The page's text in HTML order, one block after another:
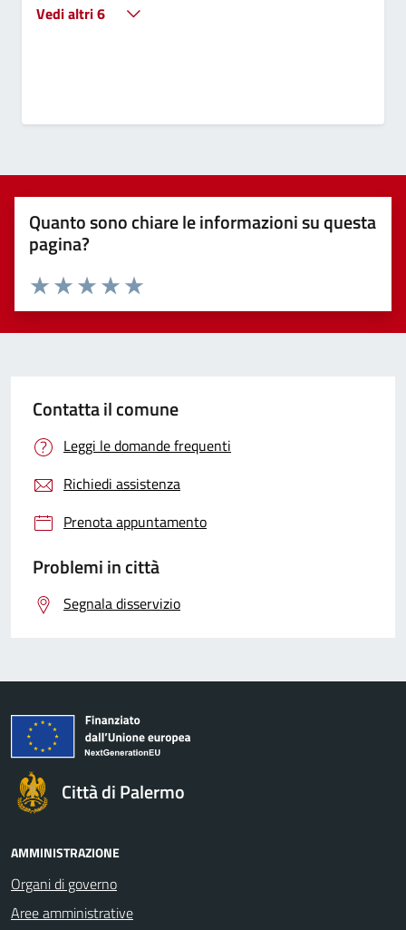
Vedi altri 6
Quanto sono chiare le informazioni su questa
pagina?
Valuta 5 stelle su 5
Valuta 4 stelle su 5
Valuta 3 stelle su 5
Valuta 2 stelle su 5
Valuta 1 stelle su 5
Contatta il comune
Leggi le domande frequenti
Richiedi assistenza
Prenota appuntamento
Problemi in città
Segnala disservizio
Città di Palermo
AMMINISTRAZIONE
Organi di governo
Aree amministrative